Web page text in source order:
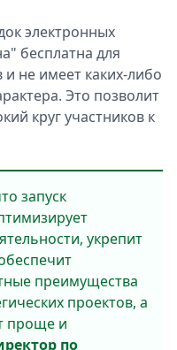
электронных
бесплатна для
не имеет каких-либо
Это позволит
круг участников к
запуск
укрепит
преимущества
проектов, а
проще и
по